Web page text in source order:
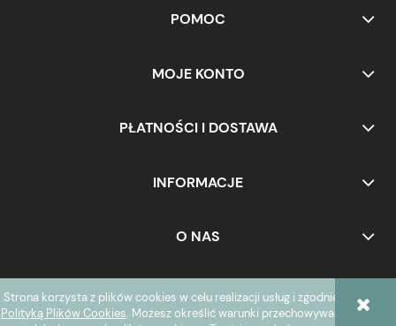
Strona korzysta z plików cookies w celu realizacji usług i zgodnie z
Polityką Plików Cookies. Możesz określić warunki przechowywania
POMOC
MOJE KONTO
PŁATNOŚCI I DOSTAWA
INFORMACJE
O NAS
POKAŻ PEŁNĄ WERSJĘ STRONY